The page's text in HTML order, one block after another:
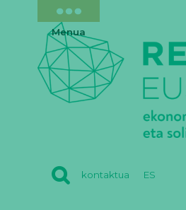
kontaktua ES
Menua